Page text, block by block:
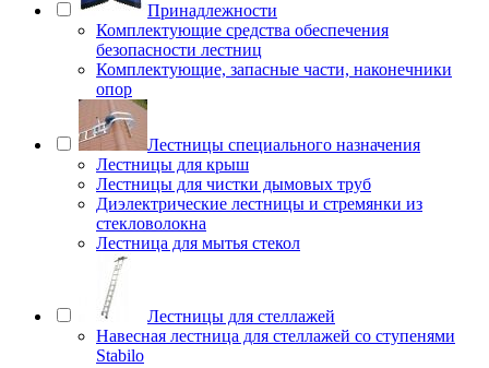
Принадлежности
Комплектующие средства обеспечения
безопасности лестниц
Комплектующие, запасные части, наконечники
опор
Лестницы специального назначения
Лестницы для крыш
Лестницы для чистки дымовых труб
Диэлектрические лестницы и стремянки из
стекловолокна
Лестница для мытья стекол
Лестницы для стеллажей
Навесная лестница для стеллажей со ступенями
Stabilo